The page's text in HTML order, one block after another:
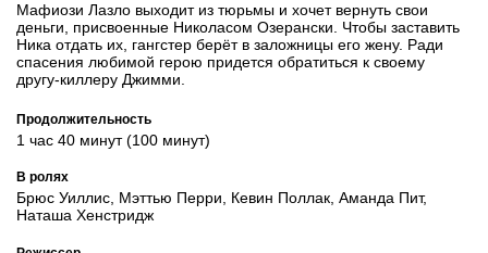
Мафиози Лазло выходит из тюрьмы и хочет вернуть свои
деньги, присвоенные Николасом Озерански. Чтобы заставить
Ника отдать их, гангстер берёт в заложницы его жену. Ради
спасения любимой герою придется обратиться к своему
другу-киллеру Джимми.
Продолжительность
1 час 40 минут (100 минут)
В ролях
Брюс Уиллис, Мэттью Перри, Кевин Поллак, Аманда Пит,
Наташа Хенстридж